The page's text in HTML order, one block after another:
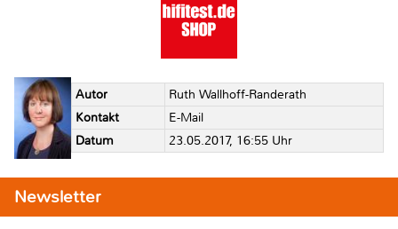
Autor
Ruth Wallhoff-Randerath
Kontakt
E-Mail
Datum
23.05.2017, 16:55 Uhr
Newsletter